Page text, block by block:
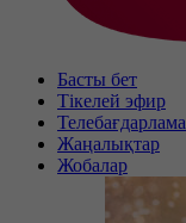
Басты бет
Тікелей эфир
Телебағдарлама
Жаңалықтар
Жобалар